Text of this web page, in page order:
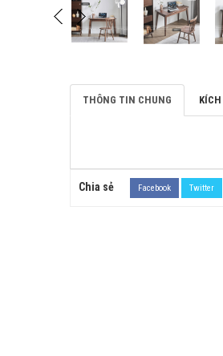
THÔNG TIN CHUNG
Chia sẻ Facebook Twitter